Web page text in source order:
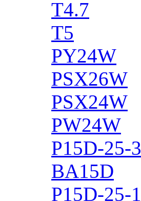
T4.7
T5
PY24W
PSX26W
PSX24W
PW24W
P15D-25-3
BA15D
P15D-25-1